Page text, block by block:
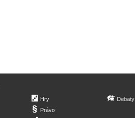
Hry
Právo
Debaty